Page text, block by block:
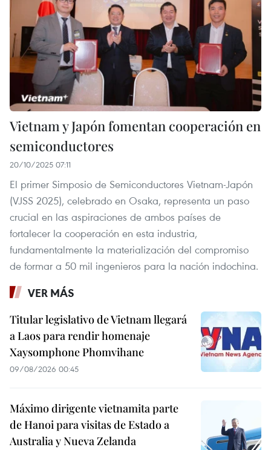
Vietnam y Japón fomentan cooperación en
semiconductores
20/10/2025 07:11
El primer Simposio de Semiconductores Vietnam-Japón
(VJSS 2025), celebrado en Osaka, representa un paso
crucial en las aspiraciones de ambos países de
fortalecer la cooperación en esta industria,
fundamentalmente la materialización del compromiso
de formar a 50 mil ingenieros para la nación indochina.
VER MÁS
Titular legislativo de Vietnam llegará
a Laos para rendir homenaje
Xaysomphone Phomvihane
09/08/2026 00:45
Máximo dirigente vietnamita parte
de Hanoi para visitas de Estado a
Australia y Nueva Zelanda